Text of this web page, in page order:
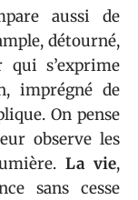
aussi de
détourné,
s’exprime
imprégné de
On pense
observe les
La vie,
sans cesse